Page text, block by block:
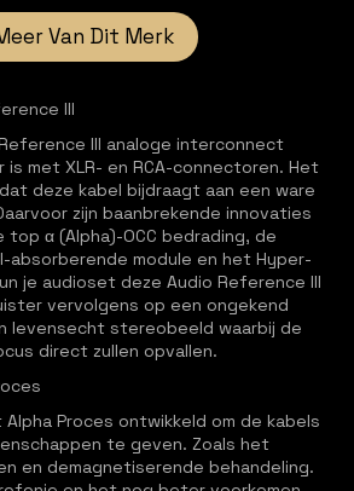
Van Dit Merk
III
III analoge interconnect
is met XLR- en RCA-connectoren. Het
deze kabel bijdraagt aan een ware
zijn baanbrekende innovaties
top α (Alpha)-OCC bedrading, de
absorberende module en het Hyper-
je audioset deze Audio Reference III
vervolgens op een ongekend
levensecht stereobeeld waarbij de
direct zullen opvallen.
Proces ontwikkeld om de kabels
te geven. Zoals het
en demagnetiserende behandeling.